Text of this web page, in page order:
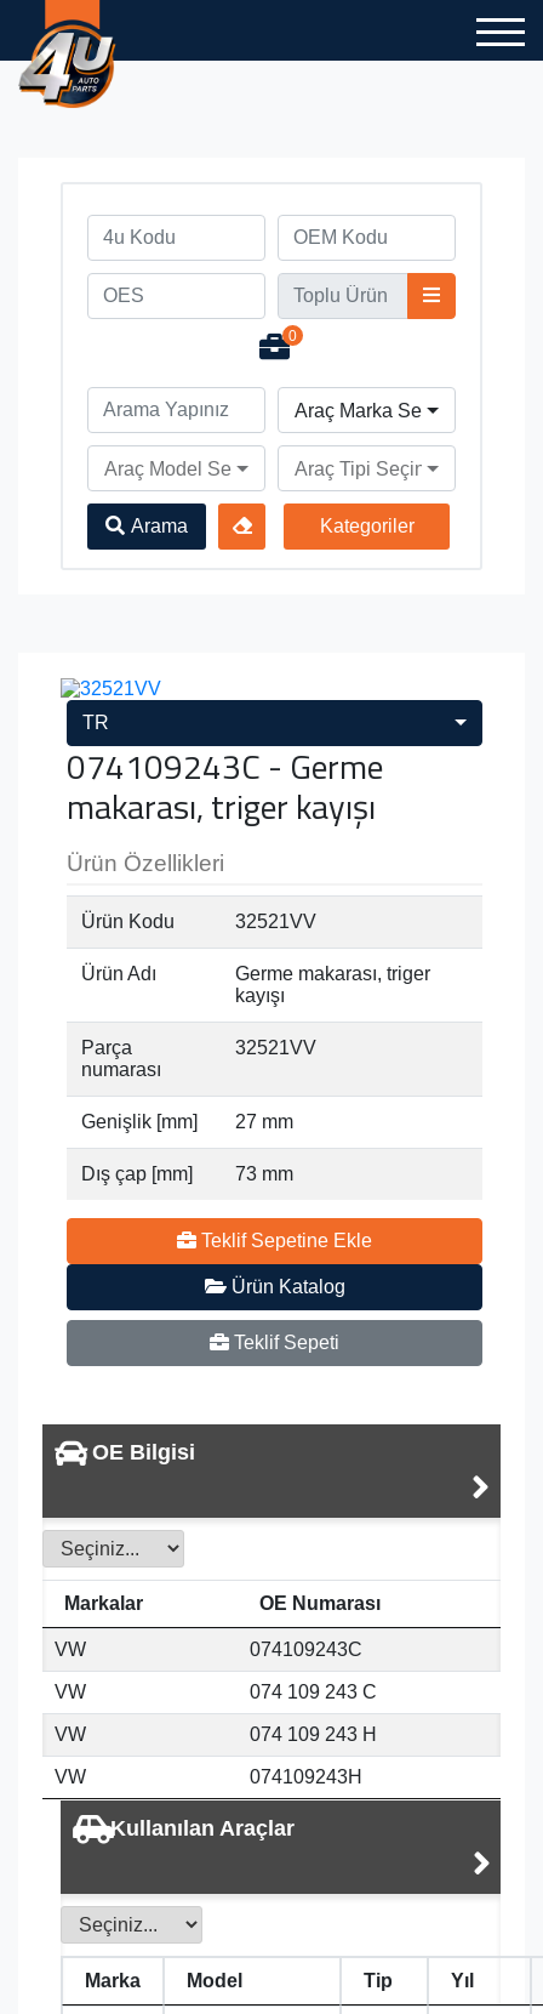
0
Araç Marka Seçiniz
Araç Model Seçiniz Araç Tipi Seçiniz
Arama Kategoriler
TR
074109243C - Germe
makarası, triger kayışı
Ürün Özellikleri
Ürün Kodu 32521VV
Ürün Adı
Germe makarası, triger
kayışı
Parça
numarası
32521VV
Genişlik [mm] 27 mm
Dış çap [mm] 73 mm
Teklif Sepetine Ekle
Ürün Katalog
Teklif Sepeti
OE Bilgisi
Markalar OE Numarası
VW 074109243C
VW 074 109 243 C
VW 074 109 243 H
VW 074109243H
Kullanılan Araçlar
Marka Model Tip Yıl